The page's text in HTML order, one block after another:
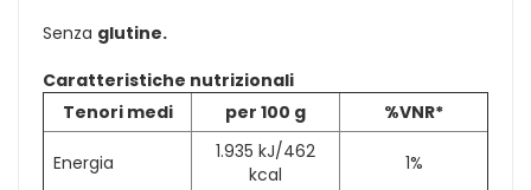
Senza glutine.
Caratteristiche nutrizionali
Tenori medi
per 100 g %VNR*
Energia
1.935 kJ/462
kcal
1%